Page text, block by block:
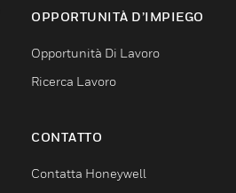
OPPORTUNITÀ D’IMPIEGO
Opportunità Di Lavoro
Ricerca Lavoro
CONTATTO
Contatta Honeywell